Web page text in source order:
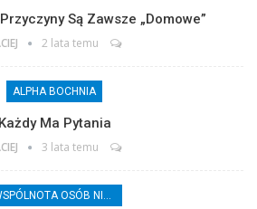
Są Zawsze „domowe”
2 lata temu
ALPHA BOCHNIA
Każdy Ma Pytania
3 lata temu
WSPÓLNOTA OSÓB NIEPEŁNOSPRAWNYCH